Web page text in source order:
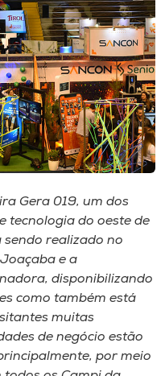
Gera 019, um dos
tecnologia do oeste de
sendo realizado no
e a
disponibilizando
como também está
muitas
de negócio estão
por meio